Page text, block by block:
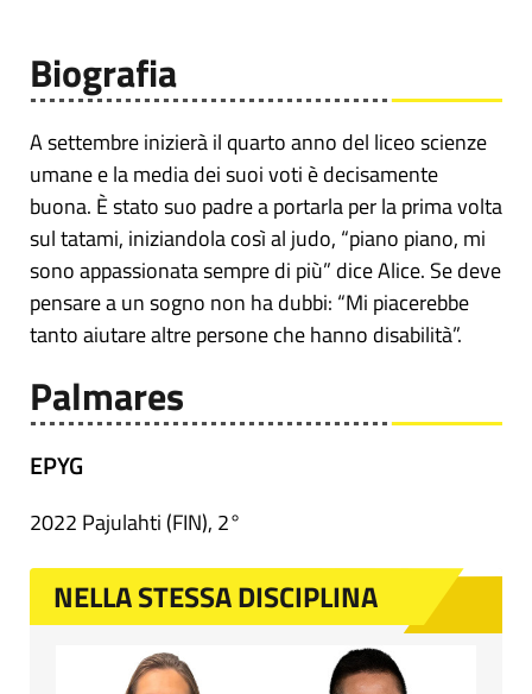
Biografia
A settembre inizierà il quarto anno del liceo scienze
umane e la media dei suoi voti è decisamente
buona. È stato suo padre a portarla per la prima volta
sul tatami, iniziandola così al judo, “piano piano, mi
sono appassionata sempre di più” dice Alice. Se deve
pensare a un sogno non ha dubbi: “Mi piacerebbe
tanto aiutare altre persone che hanno disabilità”.
Palmares
EPYG
2022 Pajulahti (FIN), 2°
NELLA STESSA DISCIPLINA